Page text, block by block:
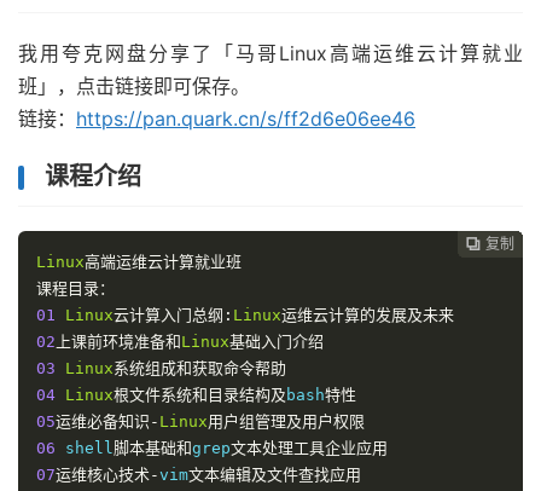
我用夸克网盘分享了「马哥Linux高端运维云计算就业
班」，点击链接即可保存。
链接： https://pan.quark.cn/s/ff2d6e06ee46
课程介绍
 复制
 复制
 复制
 复制
 复制
 复制
 复制
 复制
Linux高端运维云计算就业班
课程目录：
01
Linux云计算入门总纲: Linux运维云计算的发展及未来
02 上课前环境准备和 Linux基础入门介绍
03
Linux系统组成和获取命令帮助
04 Linux根文件系统和目录结构及 bash特性
05运维必备知识- Linux用户组管理及用户权限
06 shell脚本基础和grep文本处理工具企业应用
07运维核心技术-vim文本编辑及文件查找应用